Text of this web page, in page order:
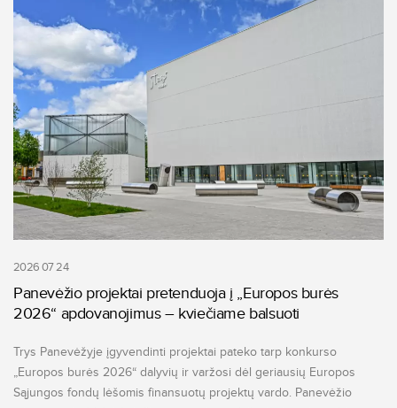
2026 07 24
Panevėžio projektai pretenduoja į „Europos burės
2026“ apdovanojimus – kviečiame balsuoti
Trys Panevėžyje įgyvendinti projektai pateko tarp konkurso
„Europos burės 2026“ dalyvių ir varžosi dėl geriausių Europos
Sąjungos fondų lėšomis finansuotų projektų vardo. Panevėžio